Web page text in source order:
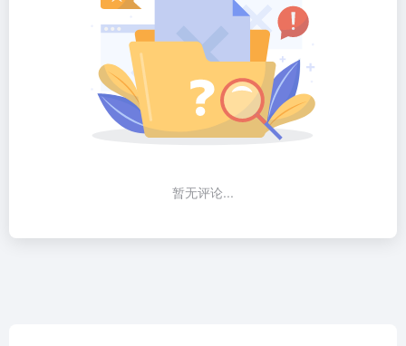
暂无评论...